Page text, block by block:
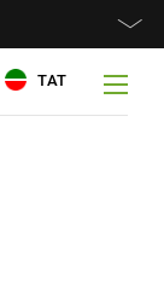
ТАТ